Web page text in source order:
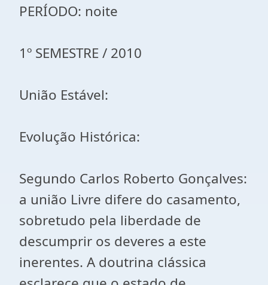
PERÍODO: noite
1º SEMESTRE / 2010
União Estável:
Evolução Histórica:
Segundo Carlos Roberto Gonçalves:
a união Livre difere do casamento,
sobretudo pela liberdade de
descumprir os deveres a este
inerentes. A doutrina clássica